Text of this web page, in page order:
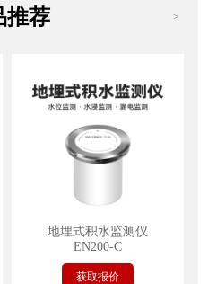
推荐 >
地埋式积水监测仪
EN200-C
获取报价